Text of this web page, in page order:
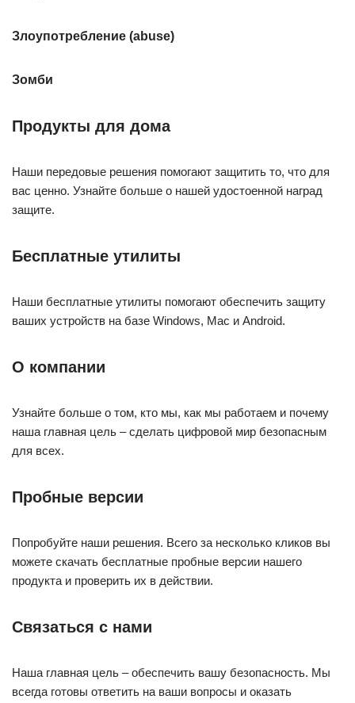
Злоупотребление (abuse)
Зомби
Продукты для дома
Наши передовые решения помогают защитить то, что для
вас ценно. Узнайте больше о нашей удостоенной наград
защите.
Бесплатные утилиты
Наши бесплатные утилиты помогают обеспечить защиту
ваших устройств на базе Windows, Mac и Android.
О компании
Узнайте больше о том, кто мы, как мы работаем и почему
наша главная цель – сделать цифровой мир безопасным
для всех.
Пробные версии
Попробуйте наши решения. Всего за несколько кликов вы
можете скачать бесплатные пробные версии нашего
продукта и проверить их в действии.
Связаться с нами
Наша главная цель – обеспечить вашу безопасность. Мы
всегда готовы ответить на ваши вопросы и оказать